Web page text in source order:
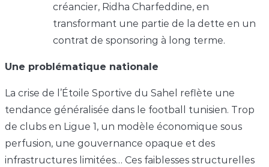
créancier, Ridha Charfeddine, en
transformant une partie de la dette en un
contrat de sponsoring à long terme.
Une problématique nationale
La crise de l’Étoile Sportive du Sahel reflète une
tendance généralisée dans le football tunisien. Trop
de clubs en Ligue 1, un modèle économique sous
perfusion, une gouvernance opaque et des
infrastructures limitées… Ces faiblesses structurelles